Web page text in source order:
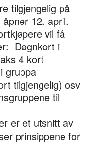
tilgjengelig på
12. april.
vil få
Døgnkort i
4 kort
gruppa
tilgjengelig) osv
til
er et utsnitt av
prinsippene for